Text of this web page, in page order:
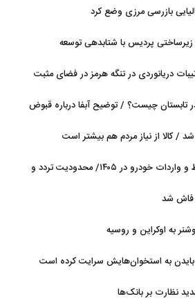
بازرسی مرزی وضع کرد
دریانوردی در تنگه هرمز در فضای مثبت
چیست؟ / توضیح آبفا درباره قبوض
/ کالا از نیاز مردم هم بیشتر است
ابلاغ قوانین جدید اسقاط و واردات خودرو در ۱۴۰۵/ محدودیت تردد و
فاش شد
به اوکراین و روسیه
به استخوان‌هایش سرایت کرده است
نظارت بر بانک‌ها